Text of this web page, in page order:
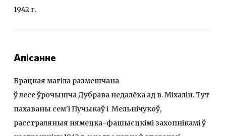
1942 г.
Апісанне
Брацкая магіла размешчана
ў лесе ўрочышча Дубрава недалёка ад в. Міхалін. Тут
пахаваны сем'і Пучыкаў і Мельнічукоў,
расстраляныя нямецка-фашысцкімі захопнікамі ў